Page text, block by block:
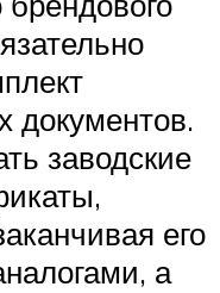
документов.
заводские
его
а